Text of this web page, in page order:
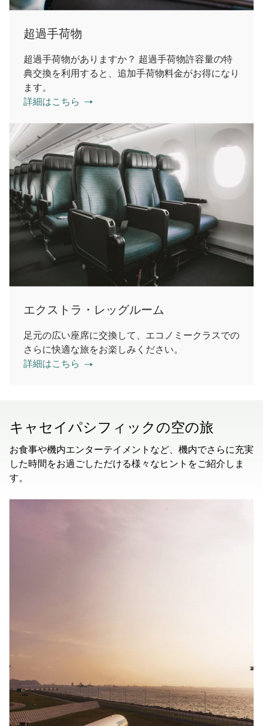
超過手荷物
超過手荷物がありますか？ 超過手荷物許容量の特
典交換を利用すると、追加手荷物料金がお得になり
ます。
詳細はこちら
エクストラ・レッグルーム
足元の広い座席に交換して、エコノミークラスでの
さらに快適な旅をお楽しみください。
詳細はこちら
キャセイパシフィックの空の旅
お食事や機内エンターテイメントなど、機内でさらに充実
した時間をお過ごしただける様々なヒントをご紹介しま
す。